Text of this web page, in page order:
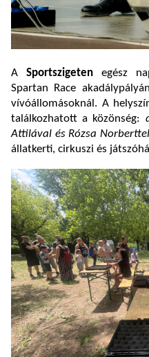
A Sportszigeten egész
Spartan Race
vívóállomásoknál. A
találkozhatott a közönség:
Attilával és Rózsa Norberttel
állatkerti, cirkuszi és